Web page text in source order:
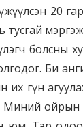
20
болсны
Би
их гүн
ойрын